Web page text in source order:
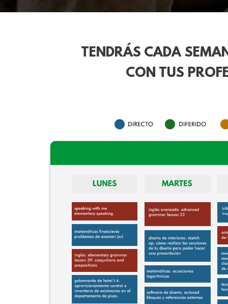
TENDRÁS CADA
CON TUS